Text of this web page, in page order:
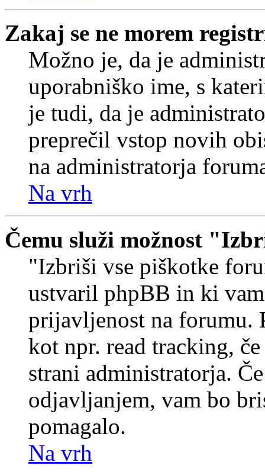
Zakaj se ne morem
Možno je, da je
uporabniško ime, s
je tudi, da je
preprečil vstop novih
na administratorja
Na vrh
Čemu služi možnost
"Izbriši vse piškotke
ustvaril phpBB in ki
prijavljenost na forumu.
kot npr. read tracking,
strani administratorja.
odjavljanjem, vam bo
pomagalo.
Na vrh